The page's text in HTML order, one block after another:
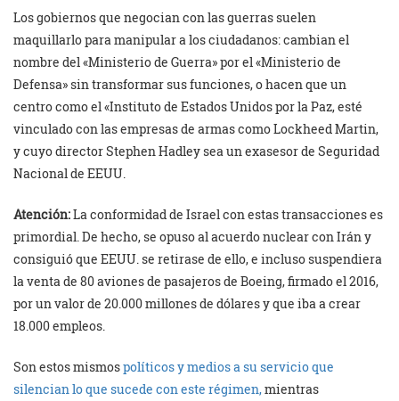
Los gobiernos que negocian con las guerras suelen
maquillarlo para manipular a los ciudadanos: cambian el
nombre del «Ministerio de Guerra» por el «Ministerio de
Defensa» sin transformar sus funciones, o hacen que un
centro como el «Instituto de Estados Unidos por la Paz, esté
vinculado con las empresas de armas como Lockheed Martin,
y cuyo director Stephen Hadley sea un exasesor de Seguridad
Nacional de EEUU.
Atención:La conformidad de Israel con estas transacciones es
primordial. De hecho, se opuso al acuerdo nuclear con Irán y
consiguió que EEUU. se retirase de ello, e incluso suspendiera
la venta de 80 aviones de pasajeros de Boeing, firmado el 2016,
por un valor de 20.000 millones de dólares y que iba a crear
18.000 empleos.
Son estos mismospolíticos y medios a su servicio que
silencian lo que sucede con este régimen,mientras